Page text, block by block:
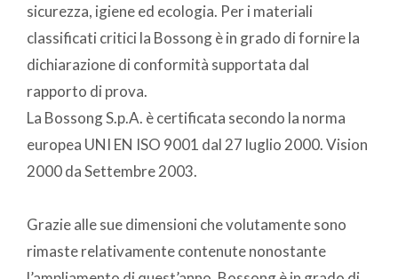
sicurezza, igiene ed ecologia. Per i materiali
classificati critici la Bossong è in grado di fornire la
dichiarazione di conformità supportata dal
rapporto di prova.
La Bossong S.p.A. è certificata secondo la norma
europea UNI EN ISO 9001 dal 27 luglio 2000. Vision
2000 da Settembre 2003.
Grazie alle sue dimensioni che volutamente sono
rimaste relativamente contenute nonostante